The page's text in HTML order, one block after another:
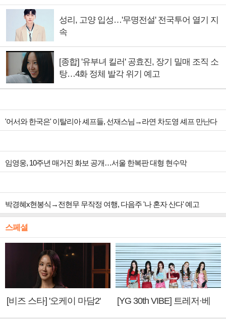
성리, 고양 입성…'무명전설' 전국투어 열기 지
속
[종합] '유부녀 킬러' 공효진, 장기 밀매 조직 소
탕…4화 정체 발각 위기 예고
'어서와 한국은' 이탈리아 셰프들, 선재스님→라연 차도영 셰프 만난다
임영웅, 10주년 매거진 화보 공개…서울 한복판 대형 현수막
박경혜x현봉식→전현무 무작정 여행, 다음주 '나 혼자 산다' 예고
스페셜
[비즈 스타] '오케이 마담2'
[YG 30th VIBE] 트레저·베